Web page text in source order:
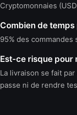
Cryptomonnaies
Combien de
95% des
Est-ce risque pour
La livraison se fait
passe ni de rendre